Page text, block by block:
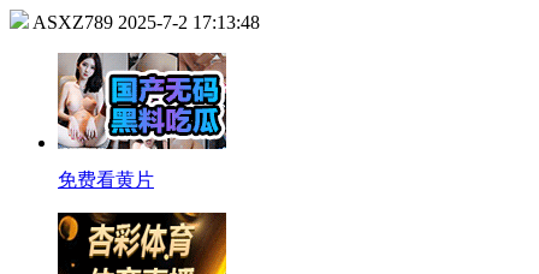
ASXZ789 2025-7-2 17:13:48
免费看黄片